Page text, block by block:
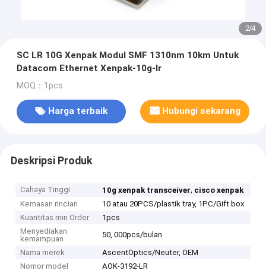
3/4
SC LR 10G Xenpak Modul SMF 1310nm 10km Untuk
Datacom Ethernet Xenpak-10g-lr
MOQ：1pcs
Harga terbaik Hubungi sekarang
Deskripsi Produk
Cahaya Tinggi 10g xenpak transceiver, cisco xenpak
Kemasan rincian
10 atau 20PCS/plastik tray, 1PC/Gift box
Kuantitas min Order
1pcs
Menyediakan
kemampuan
50, 000pcs/bulan
Nama merek
AscentOptics/Neuter, OEM
Nomor model
AOK-3192-LR